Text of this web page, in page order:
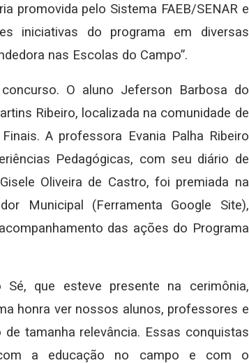
promovida pelo Sistema FAEB/SENAR e
iniciativas do programa em diversas
nas Escolas do Campo”.
O aluno Jeferson Barbosa do
Ribeiro, localizada na comunidade de
A professora Evania Palha Ribeiro
Pedagógicas, com seu diário de
Oliveira de Castro, foi premiada na
Municipal (Ferramenta Google Site),
das ações do Programa
que esteve presente na cerimônia,
honra ver nossos alunos, professores e
tamanha relevância. Essas conquistas
a educação no campo e com o